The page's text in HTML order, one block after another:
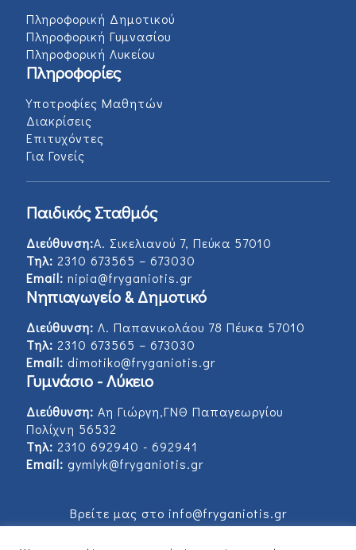
Πληροφορική Δημοτικού
Πληροφορική Γυμνασίου
Πληροφορική Λυκείου
Πληροφορίες
Υποτροφίες Μαθητών
Διακρίσεις
Επιτυχόντες
Για Γονείς
Παιδικός Σταθμός
Διεύθυνση:Α. Σικελιανού 7, Πεύκα 57010
Τηλ: 2310 673565 – 673030
Email: nipia@fryganiotis.gr
Νηπιαγωγείο & Δημοτικό
Διεύθυνση: Λ. Παπανικολάου 78 Πέυκα 57010
Τηλ: 2310 673565 – 673030
Email: dimotiko@fryganiotis.gr
Γυμνάσιο - Λύκειο
Διεύθυνση: Αη Γιώργη,ΓΝΘ Παπαγεωργίου
Πολίχνη 56532
Τηλ: 2310 692940 - 692941
Email: gymlyk@fryganiotis.gr
Βρείτε μας στο info@fryganiotis.gr